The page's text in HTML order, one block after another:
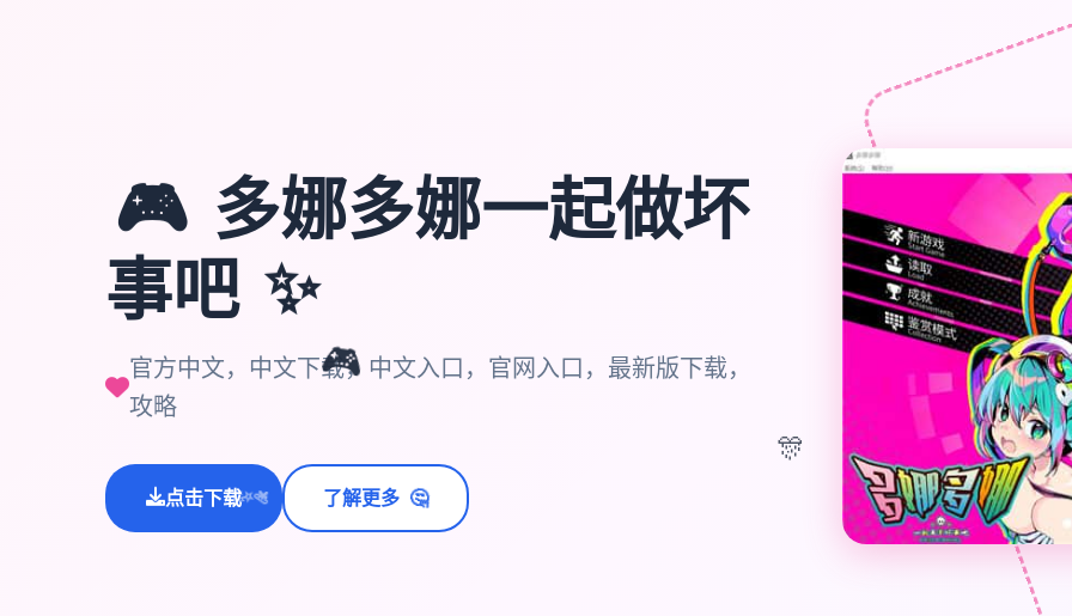
🎮
🎮 多娜多娜一起做坏
事吧 ✨
官方中文，中文下载，中文入口，官网入口，最新版下载，
攻略
点击下载
✨⭐💫 了解更多 🤔
🎊